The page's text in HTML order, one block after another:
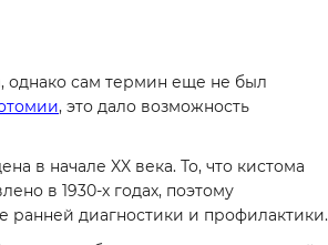
однако сам термин еще не был
, это дало возможность
в начале XX века. То, что кистома
в 1930-х годах, поэтому
ранней диагностики и профилактики.